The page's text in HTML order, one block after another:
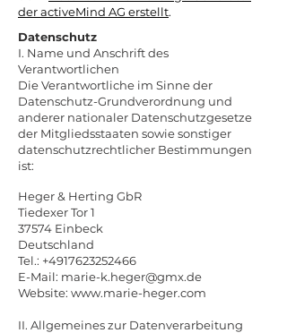
der activeMind AG erstellt.
Datenschutz
I. Name und Anschrift des
Verantwortlichen
Die Verantwortliche im Sinne der
Datenschutz-Grundverordnung und
anderer nationaler Datenschutzgesetze
der Mitgliedsstaaten sowie sonstiger
datenschutzrechtlicher Bestimmungen
ist:
Heger & Herting GbR
Tiedexer Tor 1
37574 Einbeck
Deutschland
Tel.: +4917623252466
E-Mail: marie-k.heger@gmx.de
Website: www.marie-heger.com
II. Allgemeines zur Datenverarbeitung